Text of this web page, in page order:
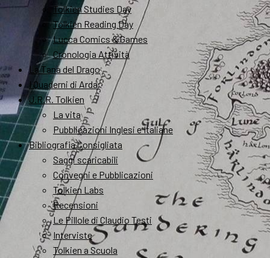
Tolkien Studies Day
Tolkien Reading Day
Lucca Comics & Games
Cronologia Attività
La Tana del Drago
I Quaderni di Arda
J.R.R. Tolkien
La vita
Pubblicazioni Inglesi e Italiane
Bibliografia Consigliata
Saggi scaricabili
Convegni e Pubblicazioni
Tolkien Labs
Recensioni
Le Pillole di Claudio Testi
Interviste
Tolkien a Scuola